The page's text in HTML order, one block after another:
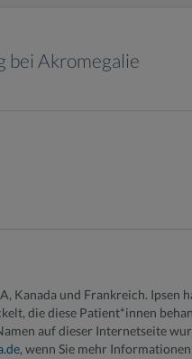
bei Akromegalie
und Frankreich.
die diese Patient*innen
auf dieser Internetseite
, wenn Sie mehr